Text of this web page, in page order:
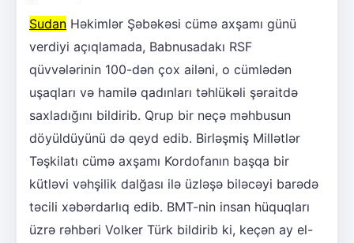
Sudan Həkimlər Şəbəkəsi cümə axşamı günü
verdiyi açıqlamada, Babnusadakı RSF
qüvvələrinin 100-dən çox ailəni, o cümlədən
uşaqları və hamilə qadınları təhlükəli şəraitdə
saxladığını bildirib. Qrup bir neçə məhbusun
döyüldüyünü də qeyd edib. Birləşmiş Millətlər
Təşkilatı cümə axşamı Kordofanın başqa bir
kütləvi vəhşilik dalğası ilə üzləşə biləcəyi barədə
təcili xəbərdarlıq edib. BMT-nin insan hüquqları
üzrə rəhbəri Volker Türk bildirib ki, keçən ay el-